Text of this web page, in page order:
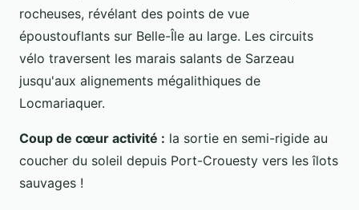
rocheuses, révélant des points de vue
époustouflants sur Belle-Île au large. Les circuits
vélo traversent les marais salants de Sarzeau
jusqu'aux alignements mégalithiques de
Locmariaquer.
Coup de cœur activité : la sortie en semi-rigide au
coucher du soleil depuis Port-Crouesty vers les îlots
sauvages !